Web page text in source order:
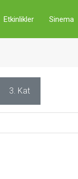
Etkinlikler Sinema
3. Kat